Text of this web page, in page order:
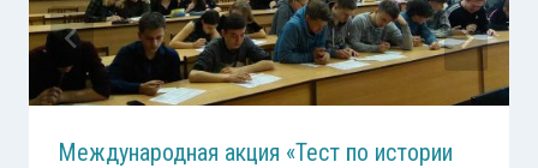
Международная акция «Тест по истории